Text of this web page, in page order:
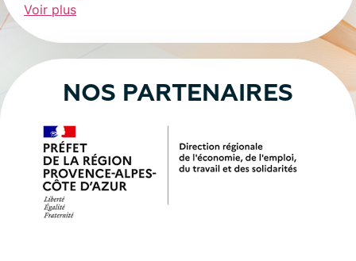
Voir plus
NOS PARTENAIRES